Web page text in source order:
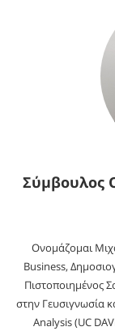
Σύμβουλος
Ονομάζομαι
Business,
Πιστοποιημένος
στην Γευσιγνωσία
Analysis (UC